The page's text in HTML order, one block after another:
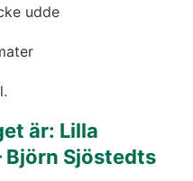
udde
är: Lilla
Björn Sjöstedts